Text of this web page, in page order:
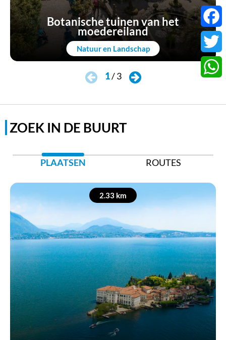
Twitter
Natuur en Landschap
Botanische tuinen van het
moedereiland
1/3
ZOEK IN DE BUURT
PLAATSEN ROUTES
2.33 km